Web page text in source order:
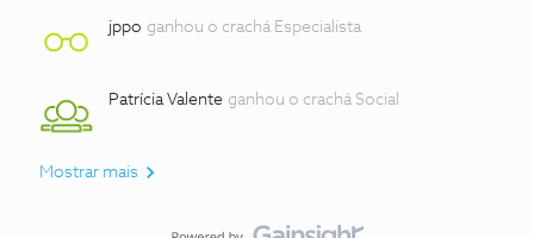
jppo ganhou o crachá Especialista
Patrícia Valente ganhou o crachá Social
Mostrar mais